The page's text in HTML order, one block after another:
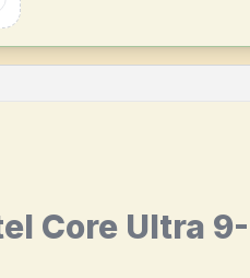
Core Ultra 9-